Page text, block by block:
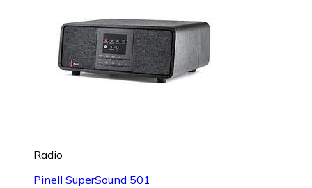
Radio
Pinell SuperSound 501